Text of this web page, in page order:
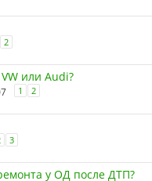
2
или Audi?
1 2
3
у ОД после ДТП?